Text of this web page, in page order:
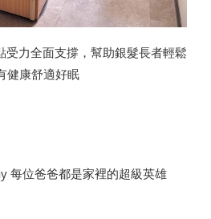
力全面支撐，幫助銀髮長者輕鬆
健康舒適好眠
每位爸爸都是家裡的超級英雄